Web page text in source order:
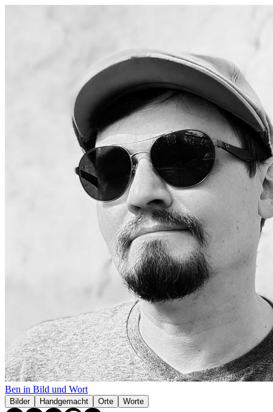
Ben in Bild und Wort
Bilder Handgemacht Orte Worte